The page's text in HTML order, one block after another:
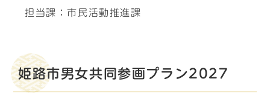
担当課：市民活動推進課
姫路市男女共同参画プラン2027